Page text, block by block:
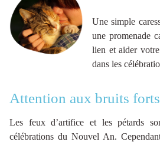
Une simple
une promenade
lien et aider
dans les
Attention aux bruits
Les feux d’artifice et les pétards
célébrations du Nouvel An.